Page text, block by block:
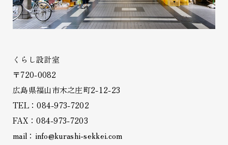
くらし設計室
〒720-0082
広島県福山市木之庄町2-12-23
TEL：084-973-7202
FAX：084-973-7203
mail：info@kurashi-sekkei.com